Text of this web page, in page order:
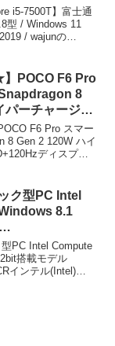
/ wajunの
/ 8GB /
￥35,800
i5-7500T】富士通
型 / Windows 11
/ wajunの
POCO F6 Pro
8
パーチャージ
スプレイ 急速
素 連続撮影モ
ラ マクロカメ
【★新商品
スマートフォ
Gen 2 120W ハ
デ
電 最大5000万
ド 超広角カ
F6 Pro スマー
8 Gen 2 120W ハイ
ディスプレ
ク型PC Intel
8.1
インテル
PC Intel Compute
搭載モデル
インテル(Intel)